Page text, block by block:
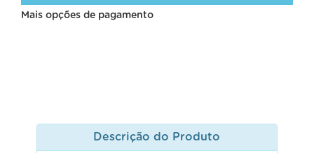
Mais opções de pagamento
Descrição do Produto